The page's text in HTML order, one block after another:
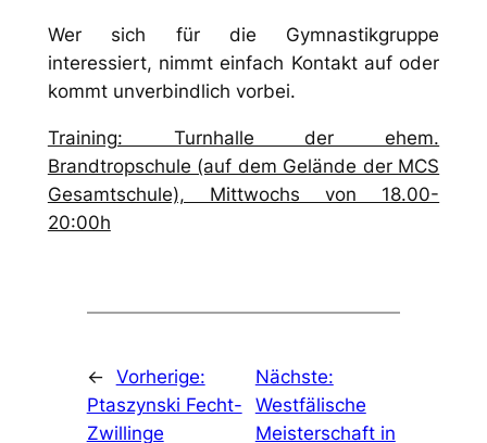
Wer sich für die Gymnastikgruppe
interessiert, nimmt einfach Kontakt auf oder
kommt unverbindlich vorbei.
Training: Turnhalle der ehem.
Brandtropschule (auf dem Gelände der MCS
Gesamtschule), Mittwochs von 18.00-
20:00h
← Vorherige:
Ptaszynski Fecht-
Zwillinge
Nächste:
Westfälische
Meisterschaft in